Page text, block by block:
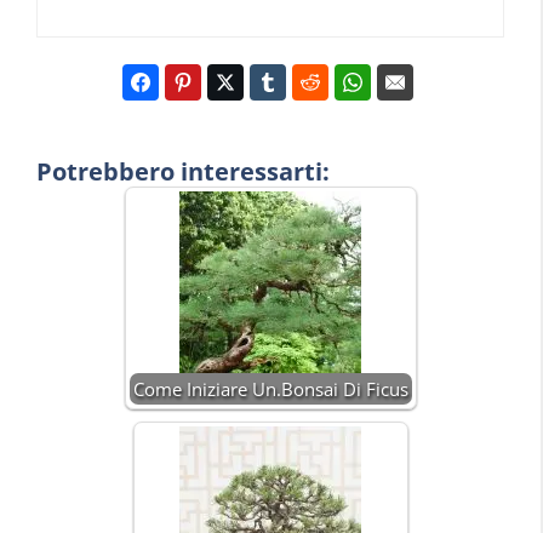
Potrebbero interessarti:
Come Iniziare Un.Bonsai Di Ficus